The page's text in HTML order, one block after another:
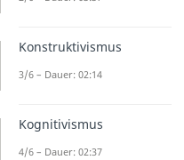
Konstruktivismus
3/6 – Dauer: 02:14
Kognitivismus
4/6 – Dauer: 02:37